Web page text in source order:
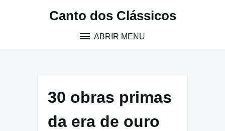
Canto dos Clássicos
ABRIR MENU
30 obras primas
da era de ouro